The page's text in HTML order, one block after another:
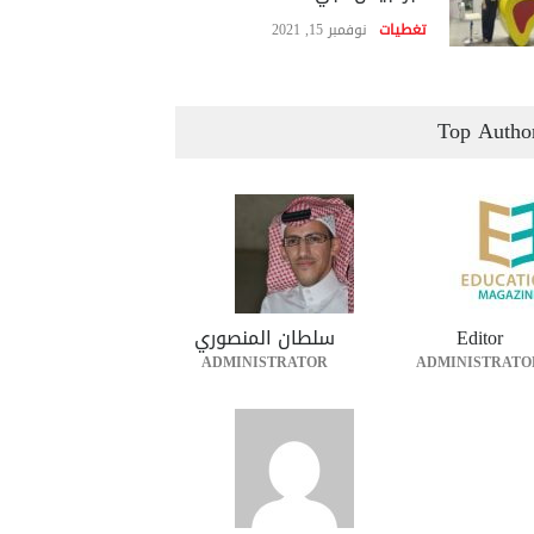
تغطيات نوفمبر 15, 2021
Top
Editor سلطان المنصوري
ADMINISTRATOR